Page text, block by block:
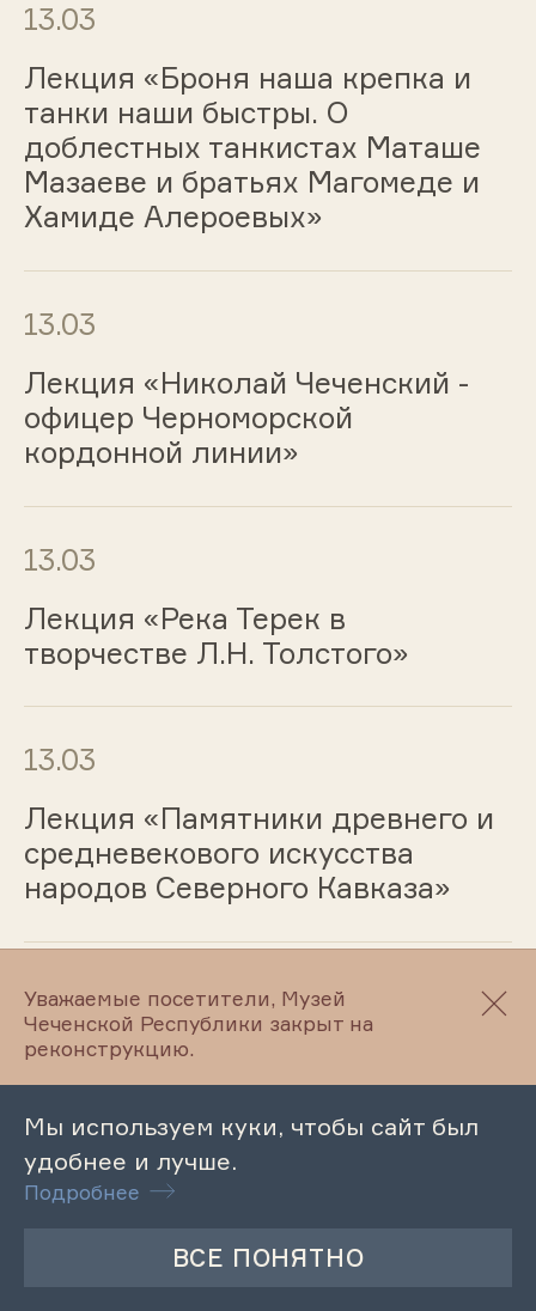
13.03
Лекция «Броня наша крепка и
танки наши быстры. О
доблестных танкистах Маташе
Мазаеве и братьях Магомеде и
Хамиде Алероевых»
13.03
Лекция «Николай Чеченский -
офицер Черноморской
кордонной линии»
13.03
Лекция «Река Терек в
творчестве Л.Н. Толстого»
13.03
Лекция «Памятники древнего и
средневекового искусства
народов Северного Кавказа»
12.03
Лекция «Культурное
взаимодействие горцев и
казаков»
Уважаемые посетители, Музей
Чеченской Республики закрыт на
реконструкцию.
Мы используем куки, чтобы сайт был
удобнее и лучше.
Подробнее